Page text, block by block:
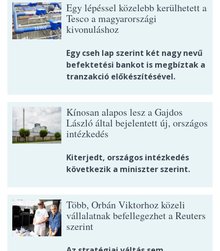
Egy lépéssel közelebb kerülhetett a
Tesco a magyarországi
kivonuláshoz
Egy cseh lap szerint két nagy nevű
befektetési bankot is megbíztak a
tranzakció előkészítésével.
Kínosan alapos lesz a Gajdos
László által bejelentett új, országos
intézkedés
Kiterjedt, országos intézkedés
következik a miniszter szerint.
Több, Orbán Viktorhoz közeli
vállalatnak befellegezhet a Reuters
szerint